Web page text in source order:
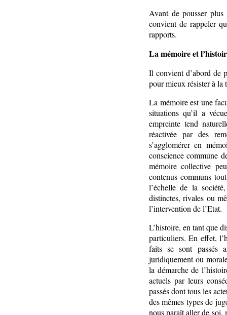
Avant de pousser
convient de rappeler
rapports.
La mémoire et
Il convient d’abord de
pour mieux résister à la
La mémoire est une
situations qu’il a
empreinte tend
réactivée par des
s’agglomérer en
conscience commune
mémoire collective
contenus communs
l’échelle de la
distinctes, rivales ou
l’intervention de l’Etat.
L’histoire, en tant que
particuliers. En effet,
faits se sont passés
juridiquement ou
la démarche de
actuels par leurs
passés dont tous les
des mêmes types de
nous paraît aller de soi,